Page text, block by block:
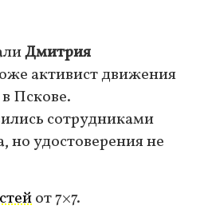
Дмитрия
активист движения
Пскове.
сотрудниками
но удостоверения не
от 7×7.